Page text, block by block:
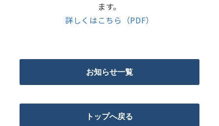
ます。
詳しくはこちら（PDF）
お知らせ一覧
トップへ戻る